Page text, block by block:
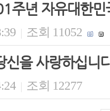
주년 자유대한
| 조회 11052
신을 사랑하십니
| 조회 12277